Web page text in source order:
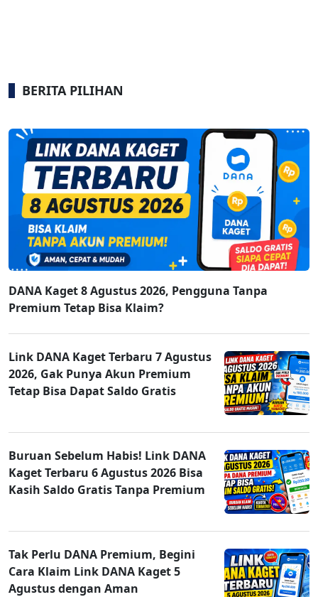
BERITA PILIHAN
DANA Kaget 8 Agustus 2026, Pengguna Tanpa
Premium Tetap Bisa Klaim?
Link DANA Kaget Terbaru 7 Agustus
2026, Gak Punya Akun Premium
Tetap Bisa Dapat Saldo Gratis
Buruan Sebelum Habis! Link DANA
Kaget Terbaru 6 Agustus 2026 Bisa
Kasih Saldo Gratis Tanpa Premium
Tak Perlu DANA Premium, Begini
Cara Klaim Link DANA Kaget 5
Agustus dengan Aman